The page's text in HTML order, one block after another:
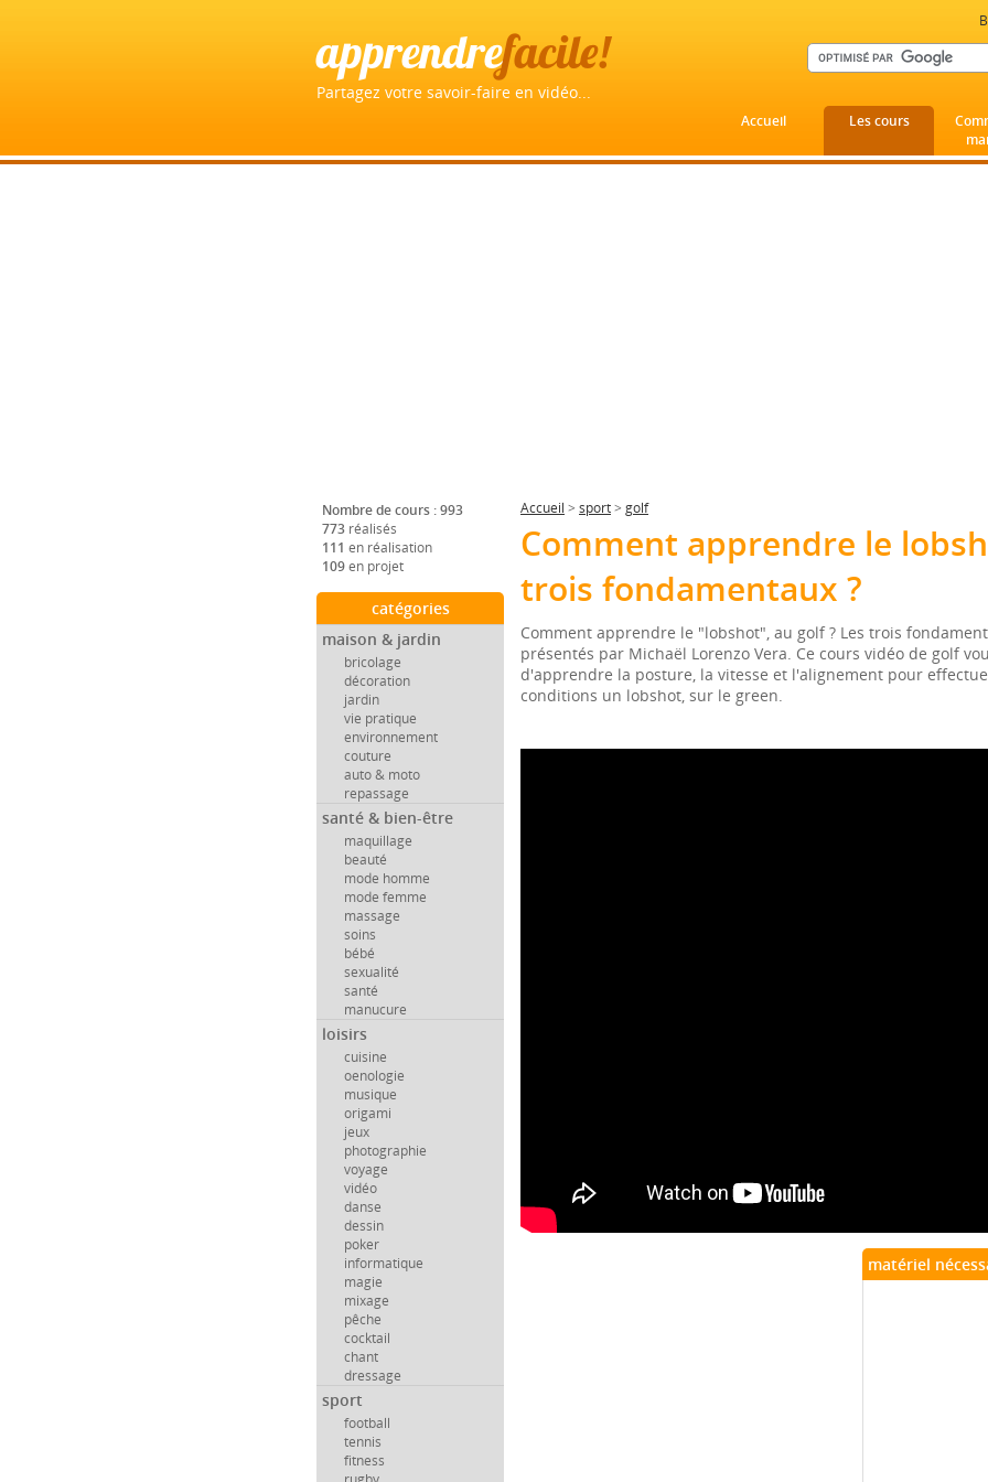
apprendrefacile!
Partagez votre savoir-faire en vidéo...
Accueil Les cours
Nombre de cours : 993
773 réalisés
111 en réalisation
109en projet
catégories
maison & jardin
bricolage
décoration
jardin
vie pratique
environnement
couture
auto & moto
repassage
santé & bien-être
maquillage
beauté
mode homme
mode femme
massage
soins
bébé
sexualité
santé
manucure
loisirs
cuisine
oenologie
musique
origami
jeux
photographie
voyage
vidéo
danse
dessin
poker
informatique
magie
mixage
pêche
cocktail
chant
dressage
sport
football
tennis
fitness
Accueil > sport> golf
Comment apprendre le
trois fondamentaux ?
Comment apprendre le "lobshot", au golf ? Les trois
présentés par Michaël Lorenzo Vera. Ce cours vidéo de golf
d'apprendre la posture, la vitesse et l'alignement pour
conditions un lobshot, sur le green.
matériel